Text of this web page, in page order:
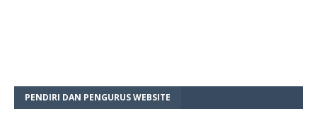
PENDIRI DAN PENGURUS WEBSITE